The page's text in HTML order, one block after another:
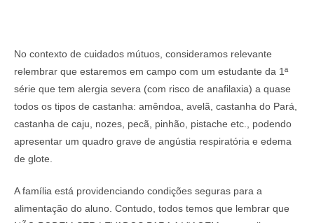
No contexto de cuidados mútuos, consideramos relevante
relembrar que estaremos em campo com um estudante da 1ª
série que tem alergia severa (com risco de anafilaxia) a quase
todos os tipos de castanha: amêndoa, avelã, castanha do Pará,
castanha de caju, nozes, pecã, pinhão, pistache etc., podendo
apresentar um quadro grave de angústia respiratória e edema
de glote.
A família está providenciando condições seguras para a
alimentação do aluno. Contudo, todos temos que lembrar que